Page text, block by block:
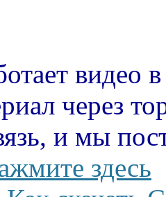
видео
через
и мы
здесь